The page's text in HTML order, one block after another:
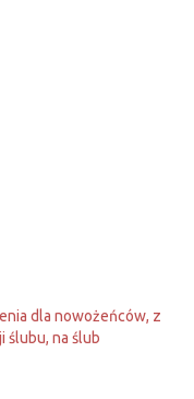
dla nowożeńców, z
ślubu, na ślub